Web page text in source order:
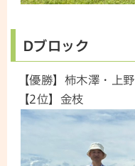
Dブロック
【優勝】柿木澤・上野
【2位】金枝